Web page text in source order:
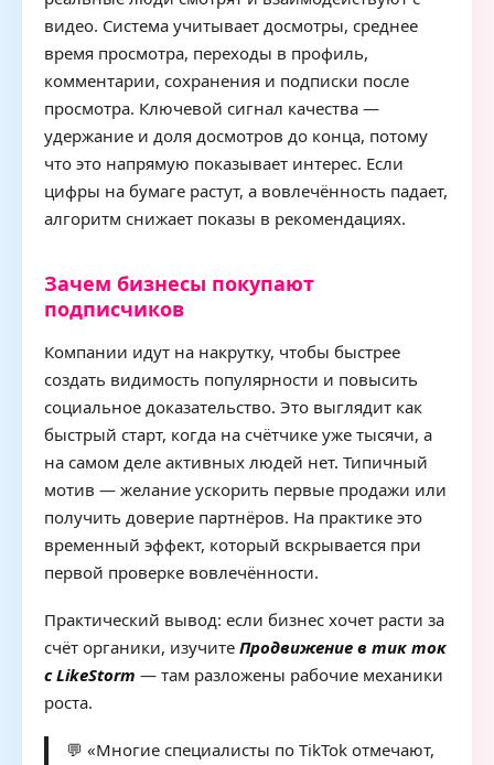
видео. Система учитывает досмотры, среднее
время просмотра, переходы в профиль,
комментарии, сохранения и подписки после
просмотра. Ключевой сигнал качества —
удержание и доля досмотров до конца, потому
что это напрямую показывает интерес. Если
цифры на бумаге растут, а вовлечённость падает,
алгоритм снижает показы в рекомендациях.
Зачем бизнесы покупают
подписчиков
Компании идут на накрутку, чтобы быстрее
создать видимость популярности и повысить
социальное доказательство. Это выглядит как
быстрый старт, когда на счётчике уже тысячи, а
на самом деле активных людей нет. Типичный
мотив — желание ускорить первые продажи или
получить доверие партнёров. На практике это
временный эффект, который вскрывается при
первой проверке вовлечённости.
Практический вывод: если бизнес хочет расти за
счёт органики, изучите Продвижение в тик ток
с LikeStorm — там разложены рабочие механики
роста.
💬 «Многие специалисты по TikTok отмечают,